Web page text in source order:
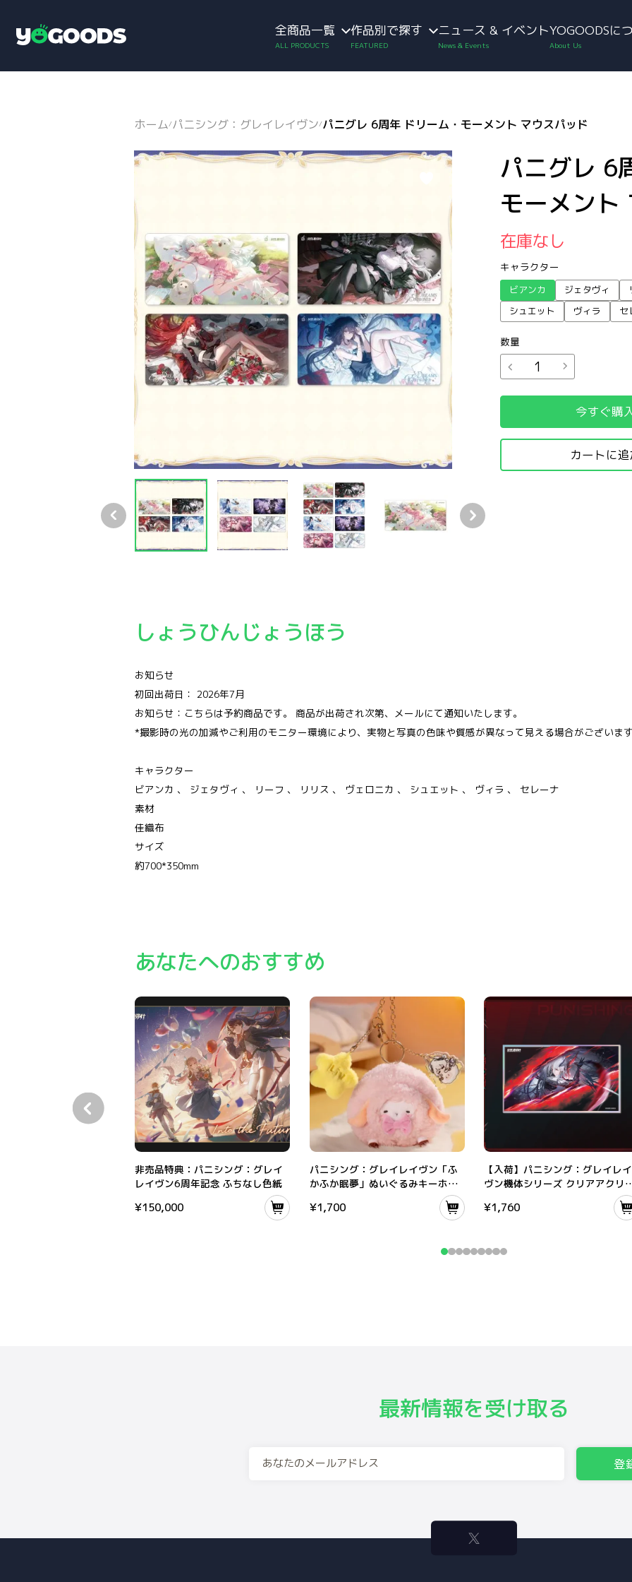
全商品一覧 作品別で探す ニュース & イベントYOGOODSに
ホーム/パニシング：グレイレイヴン/パニグレ 6周年 ドリーム・モーメント マウスパッド
パニグレ 6
モーメント
在庫なし
キャラクター
ビアンカ ジェタヴィ
シュエット
ヴィラ セ
数量
今すぐ購
カートに
しょうひんじょうほう
お知らせ
初回出荷日： 2026年7月
お知らせ：こちらは予約商品です。 商品が出荷され次第、メールにて通知いたします。
*撮影時の光の加減やご利用のモニター環境により、実物と写真の色味や質感が異なって見える場合がございま
キャラクター
ビアンカ 、 ジェタヴィ 、 リーフ 、 リリス 、 ヴェロニカ 、 シュエット 、 ヴィラ 、 セレーナ
素材
佳織布
サイズ
約700*350mm
あなたへのおすすめ
非売品特典：パニシング：グレイ
レイヴン6周年記念 ふちなし色紙
¥150,000
パニシング：グレイレイヴン「ふ
かふか眠夢」ぬいぐるみキーホル
¥1,700
【入荷】パニシング：グレイレイ
ヴン機体シリーズ クリアアクリ
¥1,760
最新情報を受け取る
登